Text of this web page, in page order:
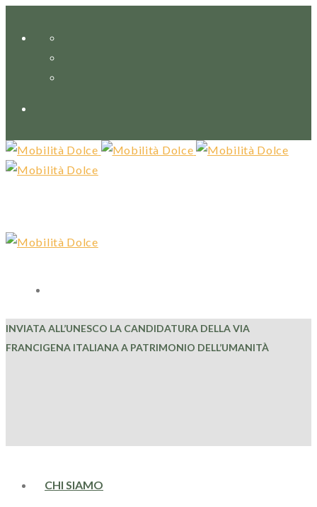
CHI SIAMO
INVIATA ALL’UNESCO LA CANDIDATURA DELLA VIA
FRANCIGENA ITALIANA A PATRIMONIO DELL’UMANITÀ